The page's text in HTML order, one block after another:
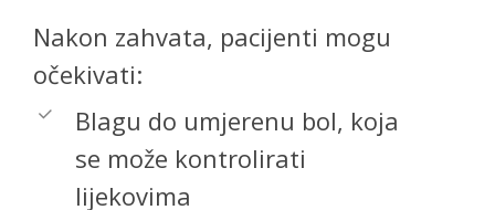
Nakon zahvata, pacijenti mogu
očekivati:
Blagu do umjerenu bol, koja
se može kontrolirati
lijekovima